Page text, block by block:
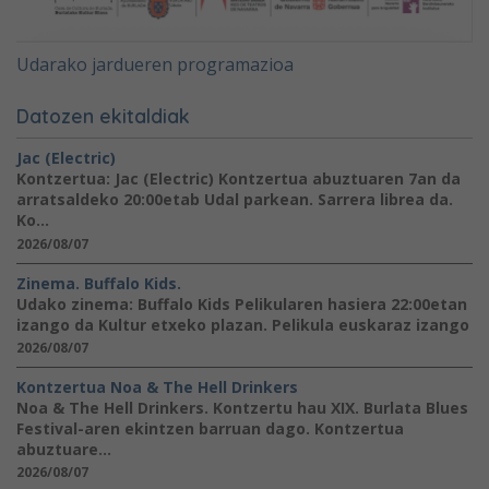
Udarako jardueren programazioa
Datozen ekitaldiak
Jac (Electric)
Kontzertua: Jac (Electric) Kontzertua abuztuaren 7an da
arratsaldeko 20:00etab Udal parkean. Sarrera librea da.
Ko...
2026/08/07
Zinema. Buffalo Kids.
Udako zinema: Buffalo Kids Pelikularen hasiera 22:00etan
izango da Kultur etxeko plazan. Pelikula euskaraz izango
2026/08/07
Kontzertua Noa & The Hell Drinkers
Noa & The Hell Drinkers. Kontzertu hau XIX. Burlata Blues
Festival-aren ekintzen barruan dago. Kontzertua
abuztuare...
2026/08/07